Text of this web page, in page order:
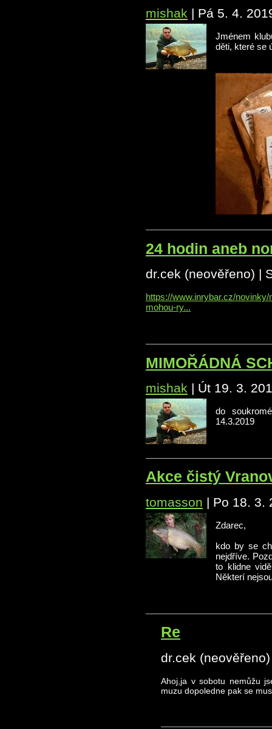
mishak | Pá 5. 4.
Jménem
děti, které se
24 hodin aneb
dr.cek (neověřeno) |
https://www.inrybar.cz/
mohou-ry...
MIMOŘÁDNÁ
mishak | Út 19. 3.
do
14.3.2019
Akce čistý
tomasson | Po 18. 3.
Zdarec,
kdo by se
nejdříve.
to klidne
Některí
Re
dr.cek (neověřeno)
Ahoj,ja v sobotu nemůžu
muzu dopoledne pak se